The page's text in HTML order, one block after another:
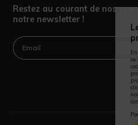
Restez au courant de nos
notre newsletter !
ce